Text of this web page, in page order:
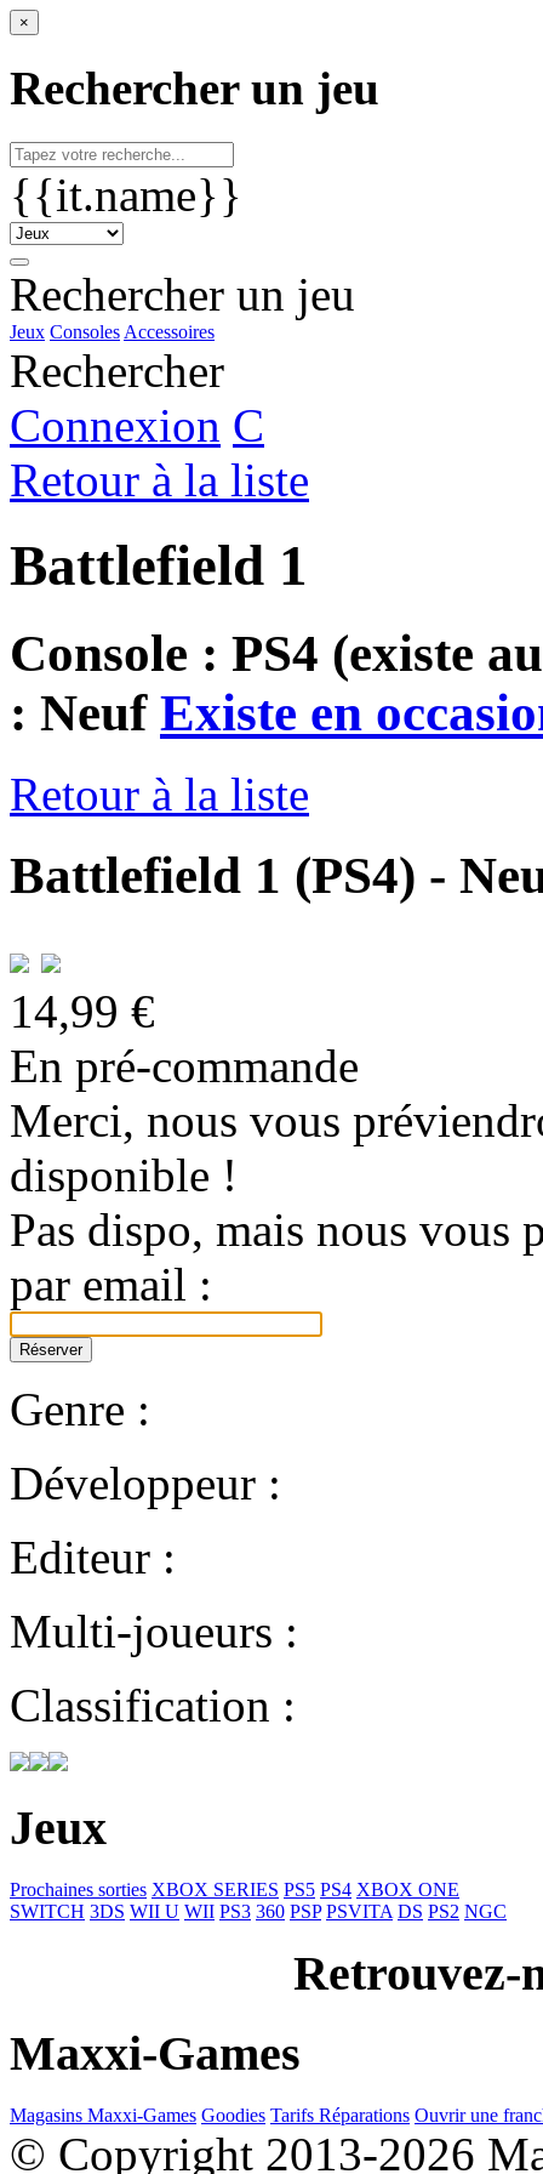
×
Rechercher un jeu
{{it.name}}
Rechercher un jeu
Jeux Consoles Accessoires
Rechercher
Connexion C
Retour à la liste
Battlefield 1
Console : PS4 (existe
: Neuf Existe en
Retour à la liste
Battlefield 1 (PS4) -
14,99 €
En pré-commande
Merci, nous vous
disponible !
Pas dispo, mais nous vous
par email :
Genre :
Développeur :
Editeur :
Multi-joueurs :
Classification :
Jeux
Prochaines sorties XBOX SERIES PS5 PS4 XBOX ONE
SWITCH 3DS WII U WII PS3 360 PSP PSVITA DS PS2 NGC
Retrouvez-
Maxxi-Games
Magasins Maxxi-Games Goodies Tarifs Réparations Ouvrir une
© Copyright 2013-2026